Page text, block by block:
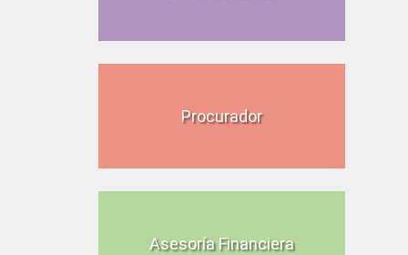
Procurador
Asesoría Financiera